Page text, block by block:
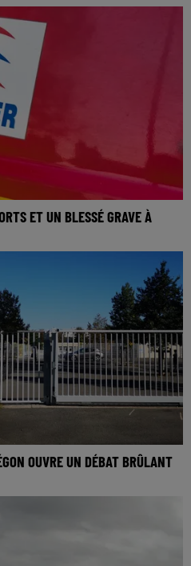
ET UN BLESSÉ GRAVE À
OUVRE UN DÉBAT BRÛLANT